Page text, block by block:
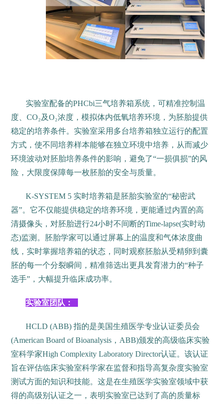
实验室配备的PHCbi三气培养箱系统，可精准控制温
度、CO₂及O₂浓度，模拟体内低氧培养环境，为胚胎提供
稳定的培养条件。实验室采用多台培养箱独立运行的配置
方式，使不同培养样本能够在独立环境中培养，从而减少
环境波动对胚胎培养条件的影响，避免了“一损俱损”的风
险，大限度保障每一枚胚胎的安全与质量。
K-SYSTEM 5 实时培养箱是胚胎实验室的“秘密武
器”。它不仅能提供稳定的培养环境，更能通过内置的高
清摄像头，对胚胎进行24小时不间断的Time-lapse(实时动
态)监测。胚胎学家可以通过屏幕上的温度和气体浓度曲
线，实时掌握培养箱的状态，同时观察胚胎从受精卵到囊
胚的每一个分裂瞬间，精准筛选出更具发育潜力的“种子
选手”，大幅提升临床成功率。
实验室团队：
HCLD (ABB) 指的是美国生殖医学专业认证委员会
(American Board of Bioanalysis，ABB)颁发的高级临床实验
室科学家High Complexity Laboratory Director认证。该认证
旨在评估临床实验室科学家在监督和指导高复杂度实验室
测试方面的知识和技能。这是在生殖医学实验室领域中获
得的高级别认证之一，表明实验室已达到了高的质量标